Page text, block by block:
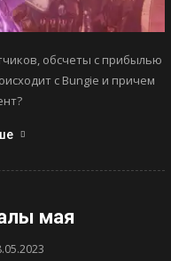
обсчеты с прибылью
с Bungie и причем
мая